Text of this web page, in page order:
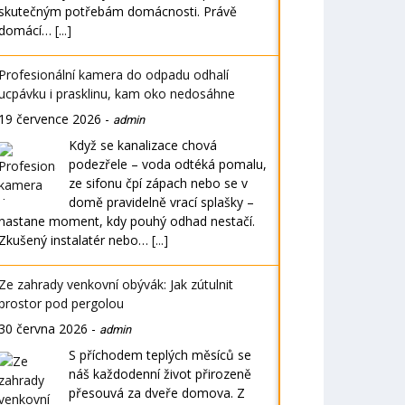
potřebám domácnosti. Právě
[...]
kamera do odpadu odhalí
i prasklinu, kam oko nedosáhne
července 2026 - admin
Když se kanalizace chová
podezřele – voda odtéká pomalu,
ze sifonu čpí zápach nebo se v
domě pravidelně vrací splašky –
moment, kdy pouhý odhad nestačí.
instalatér nebo… [...]
zahrady venkovní obývák: Jak zútulnit
pod pergolou
června 2026 - admin
S příchodem teplých měsíců se
náš každodenní život přirozeně
přesouvá za dveře domova. Z